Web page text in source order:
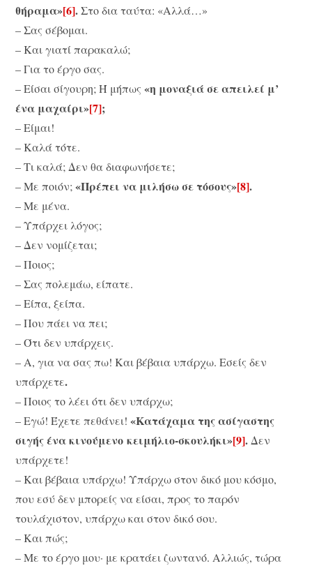
θήραμα»[6].Στο δια ταύτα: «Αλλά…»
– Σας σέβομαι.
– Και γιατί παρακαλώ;
– Για το έργο σας.
– Είσαι σίγουρη; Ή μήπως«η μοναξιά σε απειλεί μ’
ένα μαχαίρι»[7];
– Είμαι!
– Καλά τότε.
– Τι καλά; Δεν θα διαφωνήσετε;
– Με ποιόν;«Πρέπει να μιλήσω σε τόσους»[8].
– Με μένα.
– Υπάρχει λόγος;
– Δεν νομίζεται;
– Ποιος;
– Σας πολεμάω, είπατε.
– Είπα, ξείπα.
– Που πάει να πει;
– Ότι δεν υπάρχεις.
– Α, για να σας πω! Και βέβαια υπάρχω. Εσείς δεν
υπάρχετε.
– Ποιος το λέει ότι δεν υπάρχω;
– Εγώ! Έχετε πεθάνει!«Κατάχαμα της ασίγαστης
σιγής ένα κινούμενο κειμήλιο-σκουλήκι»[9].Δεν
υπάρχετε!
– Και βέβαια υπάρχω! Υπάρχω στον δικό μου κόσμο,
που εσύ δεν μπορείς να είσαι, προς το παρόν
τουλάχιστον, υπάρχω και στον δικό σου.
– Και πώς;
– Με το έργο μου· με κρατάει ζωντανό. Αλλιώς, τώρα